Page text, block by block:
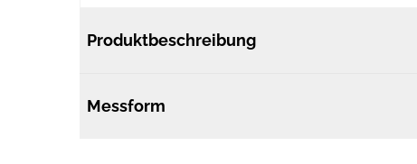
Produktbeschreibung
Messform